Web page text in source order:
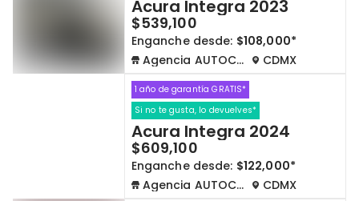
Negociar precio
Borrar todo
Acura Integra 2023
$539,100
Enganche desde: $108,000*
Agencia AUTOCOM
CDMX
1 año de garantía GRATIS*
Si no te gusta, lo devuelves*
Acura Integra 2024
$609,100
Enganche desde: $122,000*
Agencia AUTOCOM
CDMX